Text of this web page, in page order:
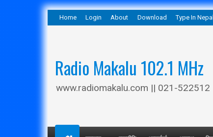
Home Login About Download Type In
Radio Makalu 102.1 MHz
www.radiomakalu.com || 021-522512